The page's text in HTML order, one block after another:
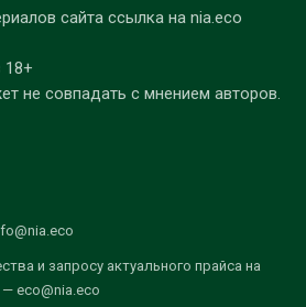
сайта ссылка на nia.eco
18+
не совпадать с мнением авторов.
и запросу актуального прайса на
eco@nia.eco